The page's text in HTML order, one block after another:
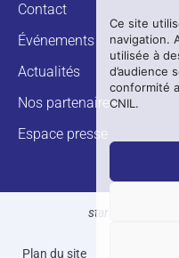
Ce site
navigation.
utilisée à
d’audience
conformité
CNIL.
Contact
Événements
Actualités
Nos partenaires
Espace presse
starTech
Plan du site Politique